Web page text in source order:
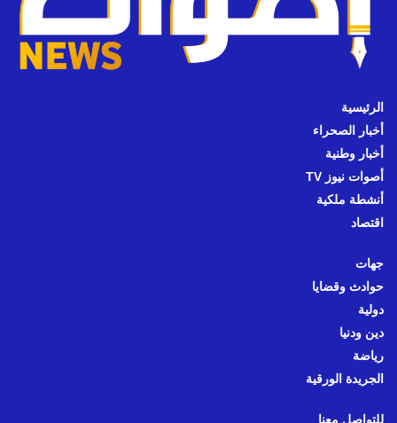
الرئيسية
أخبار الصحراء
أخبار وطنية
أصوات نيوز TV
أنشطة ملكية
اقتصاد
جهات
حوادث وقضايا
دولية
دين ودنيا
رياضة
الجريدة الورقية
للتواصل معنا